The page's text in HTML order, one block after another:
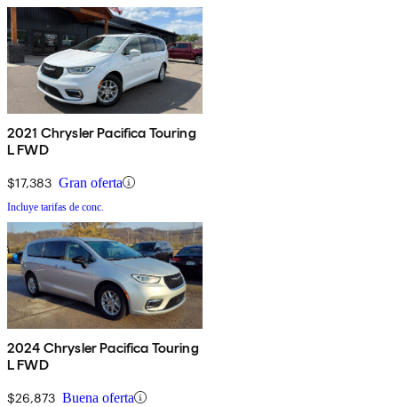
2021 Chrysler Pacifica Touring
L FWD
$17,383 Gran oferta
Incluye tarifas de conc.
2024 Chrysler Pacifica Touring
L FWD
$26,873 Buena oferta